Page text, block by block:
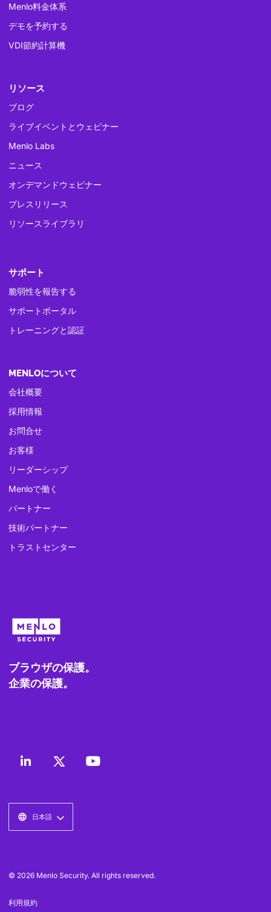
Menlo料金体系
デモを予約する
VDI節約計算機
リソース
ブログ
ライブイベントとウェビナー
Menlo Labs
ニュース
オンデマンドウェビナー
プレスリリース
リソースライブラリ
サポート
脆弱性を報告する
サポートポータル
トレーニングと認証
MENLOについて
会社概要
採用情報
お問合せ
お客様
リーダーシップ
Menloで働く
パートナー
技術パートナー
トラストセンター
ブラウザの保護。
企業の保護。
日本語
© 2026 Menlo Security. All rights reserved.
利用規約